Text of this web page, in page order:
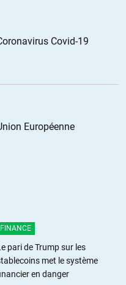
ennemi et aux
de transport – voire
un avion saoudien parait
d’opposition d’aller
de Turquie!
lieu sans le feu vert des
de la région pour en faire
pas d’accord avec Israel et
son existence
Covid-19
Européenne
FINANCE
pari de Trump sur les
met le système
en danger